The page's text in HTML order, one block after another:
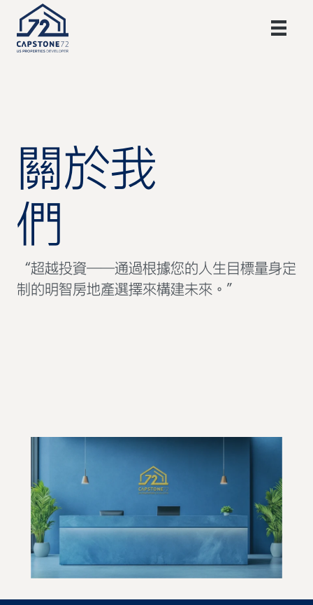
關於我
們
“超越投資——通過根據您的人生目標量身定
制的明智房地產選擇來構建未來。”